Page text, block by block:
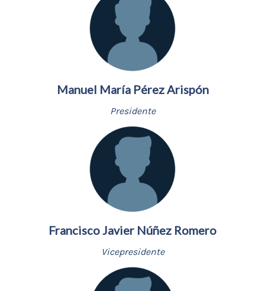
Manuel María Pérez Arispón
Presidente
Francisco Javier Núñez Romero
Vicepresidente